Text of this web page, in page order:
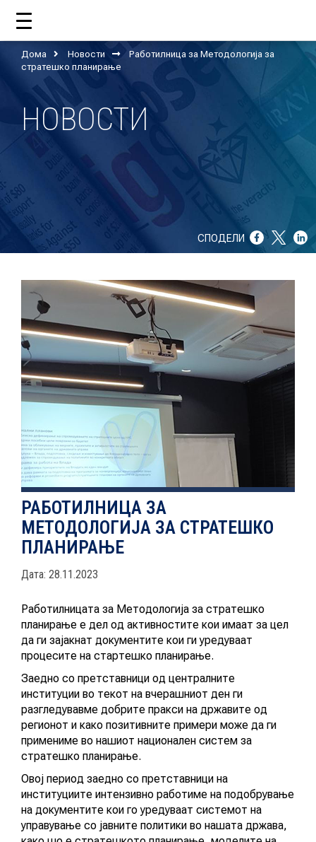
ДОМА
ЗА НАС
ШТО РАБОТИ ЦУП?
НАШИОТ ТИМ
НАШИ ПОДДРЖУВАЧИ
ГОДИШНИ ИЗВЕШТАИ
ИСО 9001
ЕВОЛВ
НОВОСТИ
ПРОЕКТИ
УСЛУГИ
КАТАЛОГ НА УСЛУГИ
ПОВИЦИ
АКТУЕЛНИ ПОВИЦИ
АРХИВА
ИНИЦИЈАТИВИ
ПОДНЕСИ ИНИЦИЈАТИВА
ПОДДРЖИ ИНИЦИЈАТИВА
Дома Новости
Работилница за Методологија за
стратешко планирање
НОВОСТИ
СПОДЕЛИ
РАБОТИЛНИЦА ЗА
МЕТОДОЛОГИЈА ЗА СТРАТЕШКО
ПЛАНИРАЊЕ
Дата: 28.11.2023
Работилницата за Методологија за стратешко
планирање е дел од активностите кои имаат за цел
да ги зајакнат документите кои ги уредуваат
процесите на стартешко планирање.
Заедно со претставници од централните
институции во текот на вчерашниот ден ги
разгледувавме добрите пракси на државите од
регионот и како позитивните примери може да ги
примениме во нашиот национален систем за
стратешко планирање.
Овој период заедно со претставници на
институциите интензивно работиме на подобрување
на документите кои го уредуваат системот на
управување со јавните политики во нашата држава,